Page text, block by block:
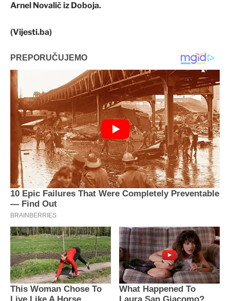
Arnel Novalič iz Doboja.
(Vijesti.ba)